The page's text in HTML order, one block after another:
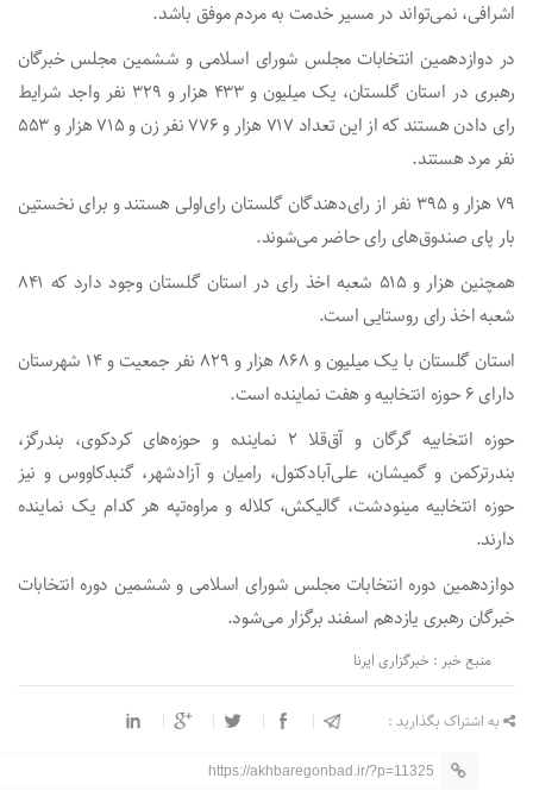
اشرافی، نمی‌تواند در مسیر خدمت به مردم موفق باشد.
در دوازدهمین انتخابات مجلس شورای اسلامی و ششمین مجلس خبرگان
رهبری در استان گلستان، یک میلیون و ۴۳۳ هزار و ۳۲۹ نفر واجد شرایط
رای دادن هستند که از این تعداد ۷۱۷ هزار و ۷۷۶ نفر زن و ۷۱۵ هزار و ۵۵۳
نفر مرد هستند.
۷۹ هزار و ۳۹۵ نفر از رای‌دهندگان گلستان رای‌اولی هستند و برای نخستین
بار پای صندوق‌های رای حاضر می‌شوند.
همچنین هزار و ۵۱۵ شعبه اخذ رای در استان گلستان وجود دارد که ۸۴۱
شعبه اخذ رای روستایی است.
استان گلستان با یک میلیون و ۸۶۸ هزار و ۸۲۹ نفر جمعیت و ۱۴ شهرستان
دارای ۶ حوزه انتخابیه و هفت نماینده است.
حوزه انتخابیه گرگان و آق‌قلا ۲ نماینده و حوزه‌های کردکوی، بندرگز،
بندرترکمن و گمیشان، علی‌آبادکتول، رامیان و آزادشهر، گنبدکاووس و نیز
حوزه انتخابیه مینودشت، گالیکش، کلاله و مراوه‌تپه هر کدام یک نماینده
دارند.
دوازدهمین دوره انتخابات مجلس شورای اسلامی و ششمین دوره انتخابات
خبرگان رهبری یازدهم اسفند برگزار می‌شود.
منبع خبر : خبرگزاری ایرنا
به اشتراک بگذارید :
https://akhbaregonbad.ir/?p=11325